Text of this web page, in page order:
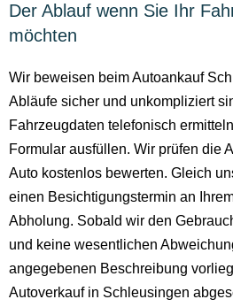
Der Ablauf wenn Sie Ihr
möchten
Wir beweisen beim Autoankauf
Abläufe sicher und unkompliziert
Fahrzeugdaten telefonisch
Formular ausfüllen. Wir prüfen die
Auto kostenlos bewerten. Gleich
einen Besichtigungstermin an
Abholung. Sobald wir den
und keine wesentlichen
angegebenen Beschreibung
Autoverkauf in Schleusingen